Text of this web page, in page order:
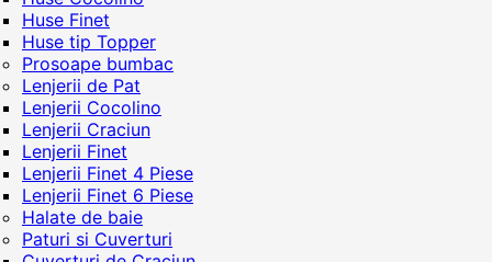
Huse Finet
Huse tip Topper
Prosoape bumbac
Lenjerii de Pat
Lenjerii Cocolino
Lenjerii Craciun
Lenjerii Finet
Lenjerii Finet 4 Piese
Lenjerii Finet 6 Piese
Halate de baie
Paturi si Cuverturi